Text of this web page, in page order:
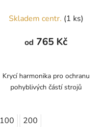
Skladem centr. (1 ks)
od 765 Kč
Krycí harmonika pro ochranu
pohyblivých částí strojů
100 200